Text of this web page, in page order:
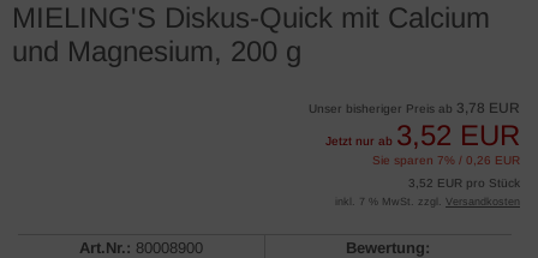
MIELING'S Diskus-Quick mit Calcium
und Magnesium, 200 g
Unser bisheriger Preis ab 3,78 EUR
Jetzt nur ab 3,52 EUR
Sie sparen 7% / 0,26 EUR
3,52 EUR pro Stück
inkl. 7 % MwSt. zzgl. Versandkosten
Art.Nr.: 80008900
Bewertung: